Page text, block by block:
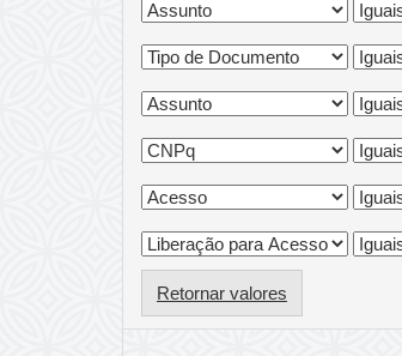
Retornar valores